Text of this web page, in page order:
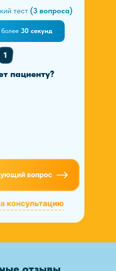
пациенту?
тест (3 вопроса)
30 секунд
1